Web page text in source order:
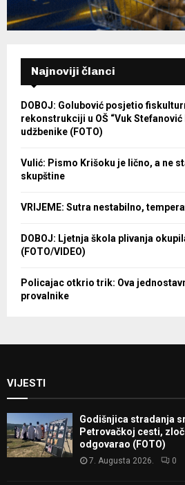
Najnoviji članci
DOBOJ: Golubović posjetio
rekonstrukciji u OŠ “Vuk Stefanović
udžbenike (FOTO)
Vulić: Pismo Krišoku je lično, a ne
skupštine
VRIJEME: Sutra nestabilno,
DOBOJ: Ljetnja škola plivanja
(FOTO/VIDEO)
Policajac otkrio trik: Ova
provalnike
VIJESTI
Godišnjica stradanja
Petrovačkoj cesti,
odgovarao (FOTO)
7. Augusta 2026. 0